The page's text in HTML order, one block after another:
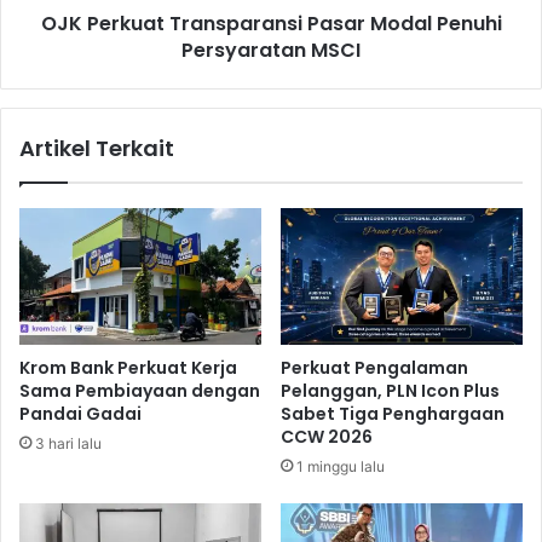
O
I
n
c
o
l
a
k
a
n
D
b
s
a
n
s
i
a
s
r
o
OJK Perkuat Transparansi Pasar Modal Penuhi
Persyaratan MSCI
Artikel Terkait
Krom Bank Perkuat Kerja
Sama Pembiayaan dengan
Pandai Gadai
3 hari lalu
Perkuat Pengalaman
Pelanggan, PLN Icon Plus
Sabet Tiga Penghargaan
CCW 2026
1 minggu lalu